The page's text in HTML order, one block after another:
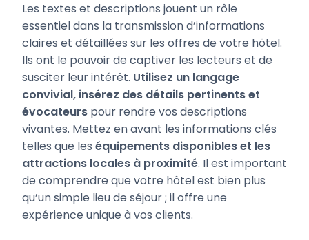
Les textes et descriptions jouent un rôle
essentiel dans la transmission d’informations
claires et détaillées sur les offres de votre hôtel.
Ils ont le pouvoir de captiver les lecteurs et de
susciter leur intérêt. Utilisez un langage
convivial, insérez des détails pertinents et
évocateurs pour rendre vos descriptions
vivantes. Mettez en avant les informations clés
telles que les équipements disponibles et les
attractions locales à proximité. Il est important
de comprendre que votre hôtel est bien plus
qu’un simple lieu de séjour ; il offre une
expérience unique à vos clients.